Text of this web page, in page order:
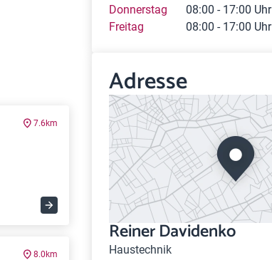
7.6km
8.0km
Donnerstag
08:00 - 17:00 Uhr
Freitag
08:00 - 17:00 Uhr
Adresse
Reiner Davidenko
Haustechnik